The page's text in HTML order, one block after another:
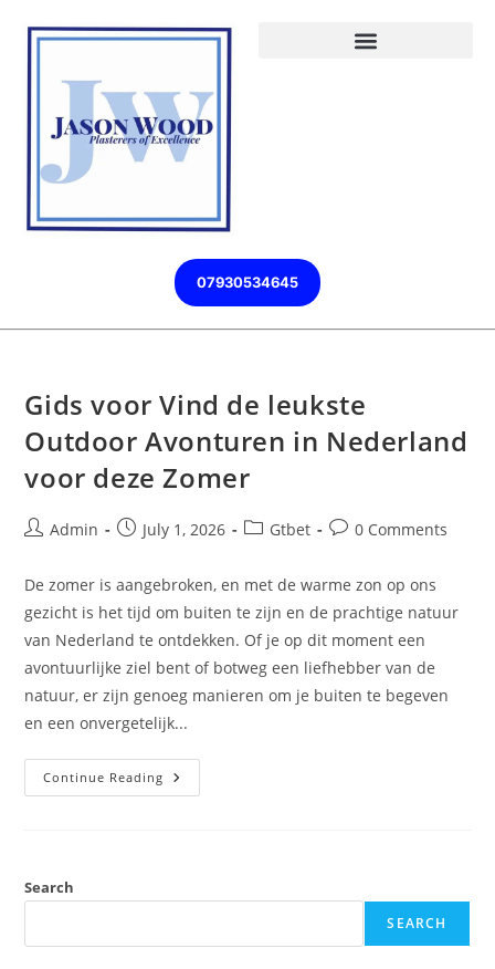
07930534645
Gids voor Vind de leukste
Outdoor Avonturen in Nederland
voor deze Zomer
Admin July 1, 2026 Gtbet 0 Comments
De zomer is aangebroken, en met de warme zon op ons
gezicht is het tijd om buiten te zijn en de prachtige natuur
van Nederland te ontdekken. Of je op dit moment een
avontuurlijke ziel bent of botweg een liefhebber van de
natuur, er zijn genoeg manieren om je buiten te begeven
en een onvergetelijk...
Continue Reading
Search
SEARCH